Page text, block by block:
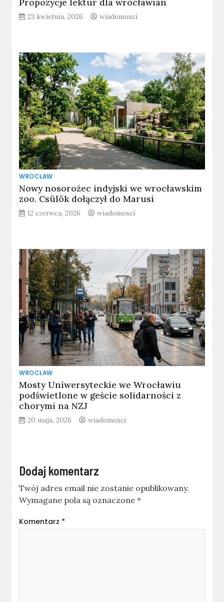
Propozycje lektur dla wrocławian
23 kwietnia, 2026 wiadomosci
WROCŁAW
Nowy nosorożec indyjski we wrocławskim
zoo. Csülök dołączył do Marusi
12 czerwca, 2026 wiadomosci
WROCŁAW
Mosty Uniwersyteckie we Wrocławiu
podświetlone w geście solidarności z
chorymi na NZJ
20 maja, 2026 wiadomosci
Dodaj komentarz
Twój adres email nie zostanie opublikowany.
Wymagane pola są oznaczone*
Komentarz *